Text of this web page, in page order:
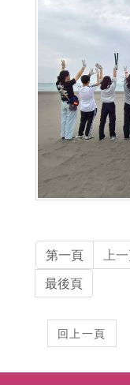
第一頁 上
最後頁